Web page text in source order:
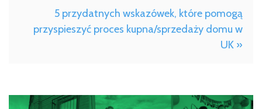
5 przydatnych wskazówek, które pomogą
przyspieszyć proces kupna/sprzedaży domu w
UK »